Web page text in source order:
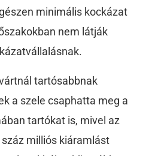
minimális kockázat
nem látják
tartósabbnak
a szele csaphatta meg a
tartókat is, mivel az
milliós kiáramlást